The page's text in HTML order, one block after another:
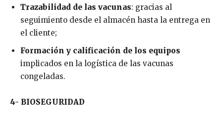
Trazabilidad de las vacunas: gracias al
seguimiento desde el almacén hasta la entrega en
el cliente;
Formación y calificación de los equipos
implicados en la logística de las vacunas
congeladas.
4- BIOSEGURIDAD